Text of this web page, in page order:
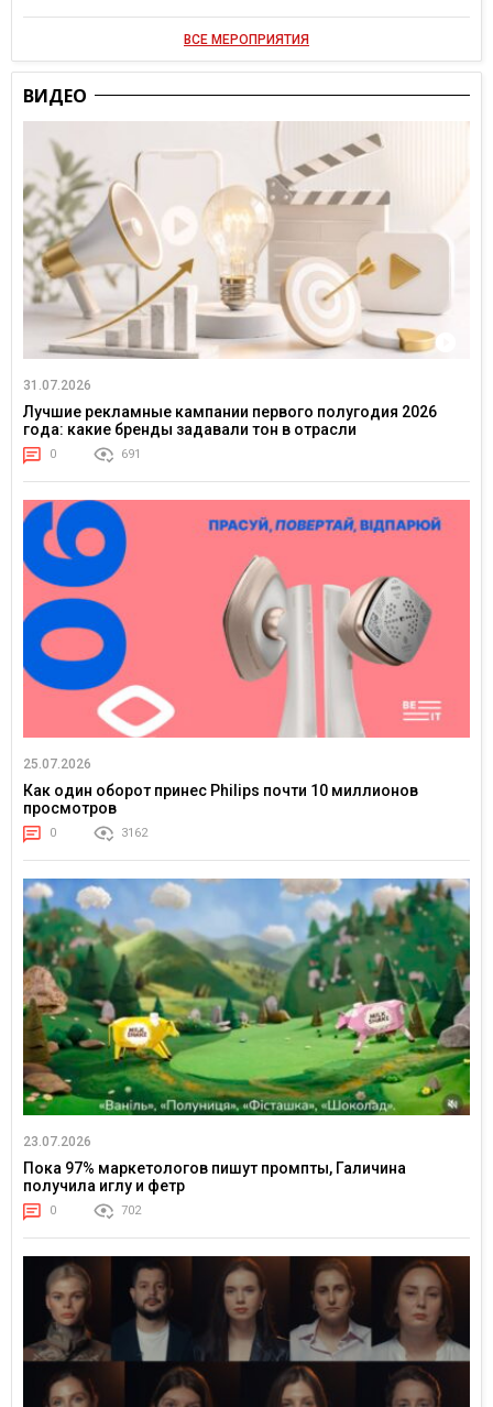
ВСЕ МЕРОПРИЯТИЯ
ВИДЕО
31.07.2026
Лучшие рекламные кампании первого полугодия 2026
года: какие бренды задавали тон в отрасли
0 691
25.07.2026
Как один оборот принес Philips почти 10 миллионов
просмотров
0 3162
23.07.2026
Пока 97% маркетологов пишут промпты, Галичина
получила иглу и фетр
0 702